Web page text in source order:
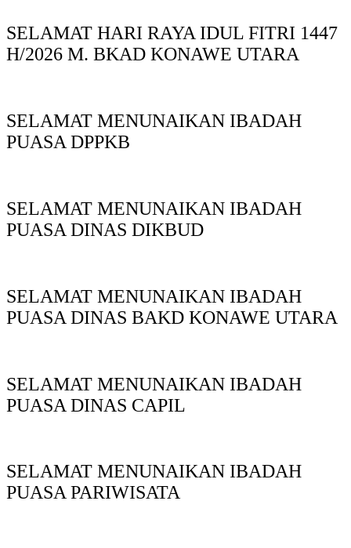
SELAMAT HARI RAYA IDUL FITRI 1447
H/2026 M. BKAD KONAWE UTARA
SELAMAT MENUNAIKAN IBADAH
PUASA DPPKB
SELAMAT MENUNAIKAN IBADAH
PUASA DINAS DIKBUD
SELAMAT MENUNAIKAN IBADAH
PUASA DINAS BAKD KONAWE UTARA
SELAMAT MENUNAIKAN IBADAH
PUASA DINAS CAPIL
SELAMAT MENUNAIKAN IBADAH
PUASA PARIWISATA